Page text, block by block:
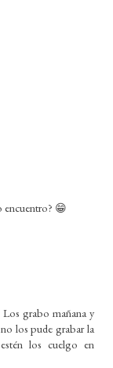
encuentro? 😁
grabo mañana y
los pude grabar la
los cuelgo en